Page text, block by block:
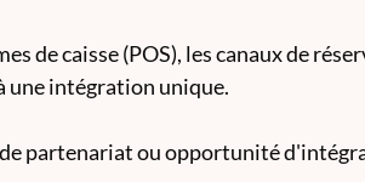
de caisse (POS), les canaux de
une intégration unique.
partenariat ou opportunité